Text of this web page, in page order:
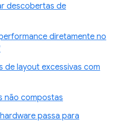
descobertas de
diretamente no
de layout excessivas com
não compostas
passa para